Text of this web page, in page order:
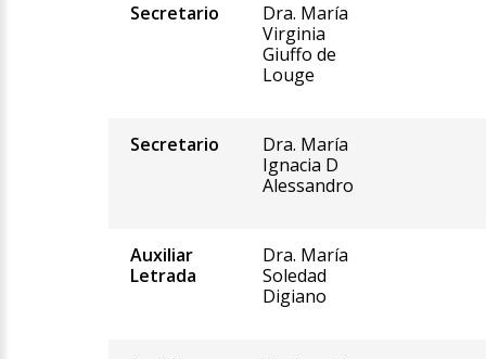
Secretario
Dra. María
Virginia
Giuffo de
Louge
Secretario
Dra. María
Ignacia D
Alessandro
Auxiliar
Letrada
Dra. María
Soledad
Digiano